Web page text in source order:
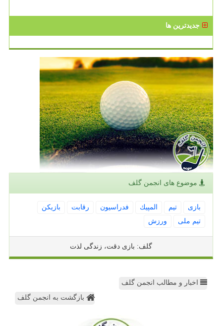
جدیدترین ها
موضوع های انجمن گلف
بازی تیم المپیك فدراسیون رقابت
بازیكن
تیم ملی
ورزش
گلف: بازی دقت، زندگی لذت
اخبار و مطالب انجمن گلف
بازگشت به انجمن گلف